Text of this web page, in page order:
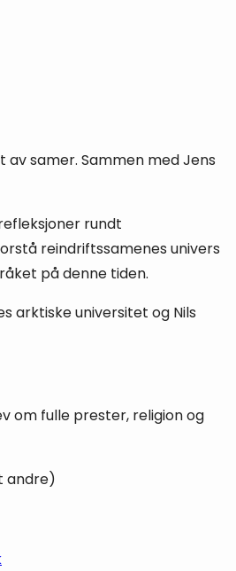
av samer. Sammen med Jens
rundt
reindriftssamenes univers
på denne tiden.
arktiske universitet og Nils
om fulle prester, religion og
andre)